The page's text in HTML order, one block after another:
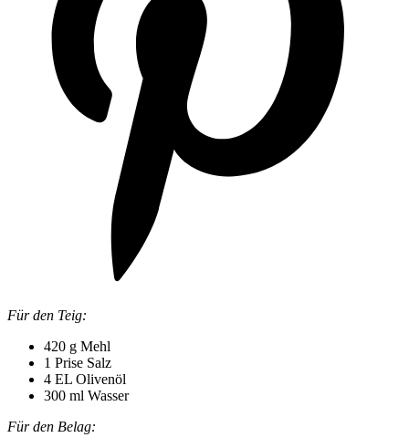
Für den Teig:
420 g Mehl
1 Prise Salz
4 EL Olivenöl
300 ml Wasser
Für den Belag: